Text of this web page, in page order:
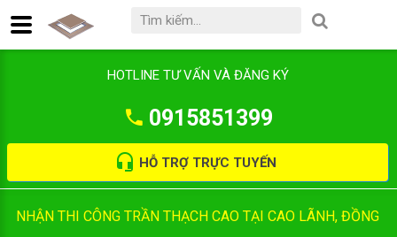
HOTLINE TƯ VẤN VÀ ĐĂNG KÝ
0915851399
HỖ TRỢ TRỰC TUYẾN
NHẬN THI CÔNG TRẦN THẠCH CAO TẠI CAO LÃNH, ĐỒNG